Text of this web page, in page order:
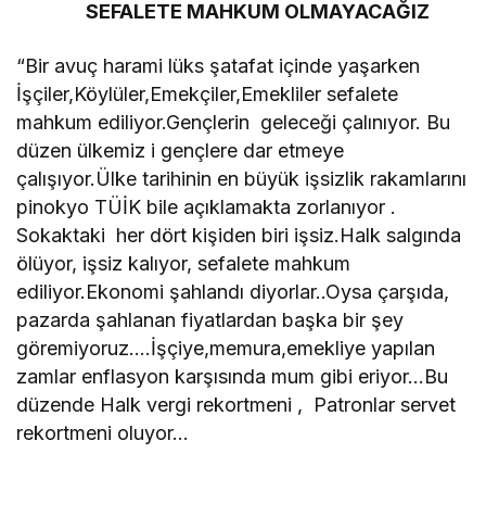
SEFALETE MAHKUM OLMAYACAĞIZ
“Bir avuç harami lüks şatafat içinde yaşarken
İşçiler,Köylüler,Emekçiler,Emekliler sefalete
mahkum ediliyor.Gençlerin geleceği çalınıyor. Bu
düzen ülkemiz i gençlere dar etmeye
çalışıyor.Ülke tarihinin en büyük işsizlik rakamlarını
pinokyo TÜİK bile açıklamakta zorlanıyor .
Sokaktaki her dört kişiden biri işsiz.Halk salgında
ölüyor, işsiz kalıyor, sefalete mahkum
ediliyor.Ekonomi şahlandı diyorlar..Oysa çarşıda,
pazarda şahlanan fiyatlardan başka bir şey
göremiyoruz….İşçiye,memura,emekliye yapılan
zamlar enflasyon karşısında mum gibi eriyor…Bu
düzende Halk vergi rekortmeni , Patronlar servet
rekortmeni oluyor…